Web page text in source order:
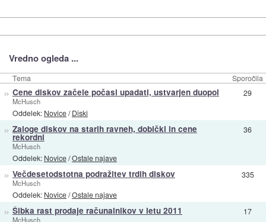
Vredno ogleda ...
Tema Sporočila
» Cene diskov začele počasi upadati, ustvarjen duopol
McHusch
Oddelek: Novice/Diski
29
» Zaloge diskov na starih ravneh, dobički in cene
rekordni
McHusch
Oddelek: Novice/Ostale najave
36
» Večdesetodstotna podražitev trdih diskov
McHusch
Oddelek: Novice/Ostale najave
335
» Šibka rast prodaje računalnikov v letu 2011
McHusch
17